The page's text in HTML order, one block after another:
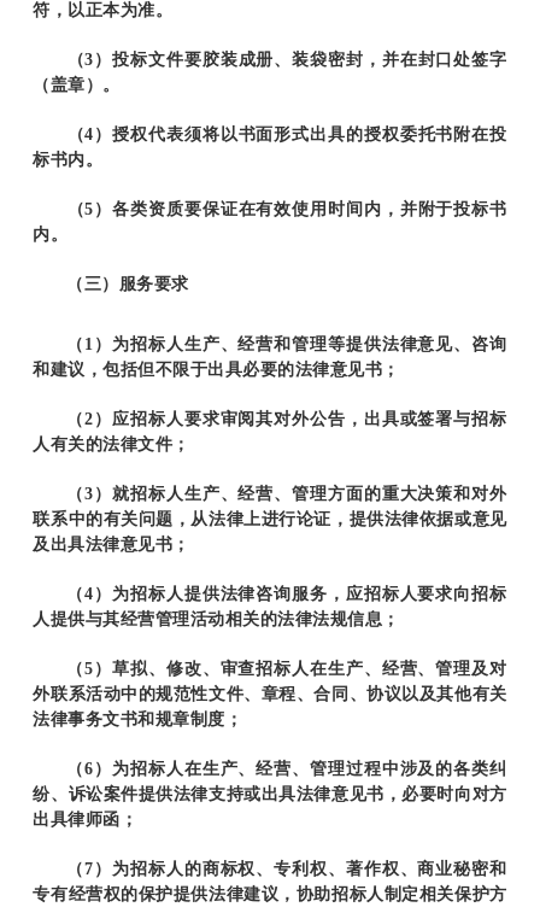
符，以正本为准。
（3）投标文件要胶装成册、装袋密封，并在封口处签字
（盖章）。
（4）授权代表须将以书面形式出具的授权委托书附在投
标书内。
（5）各类资质要保证在有效使用时间内，并附于投标书
内。
（三）服务要求
（1）为招标人生产、经营和管理等提供法律意见、咨询
和建议，包括但不限于出具必要的法律意见书；
（2）应招标人要求审阅其对外公告，出具或签署与招标
人有关的法律文件；
（3）就招标人生产、经营、管理方面的重大决策和对外
联系中的有关问题，从法律上进行论证，提供法律依据或意见
及出具法律意见书；
（4）为招标人提供法律咨询服务，应招标人要求向招标
人提供与其经营管理活动相关的法律法规信息；
（5）草拟、修改、审查招标人在生产、经营、管理及对
外联系活动中的规范性文件、章程、合同、协议以及其他有关
法律事务文书和规章制度；
（6）为招标人在生产、经营、管理过程中涉及的各类纠
纷、诉讼案件提供法律支持或出具法律意见书，必要时向对方
出具律师函；
（7）为招标人的商标权、专利权、著作权、商业秘密和
专有经营权的保护提供法律建议，协助招标人制定相关保护方